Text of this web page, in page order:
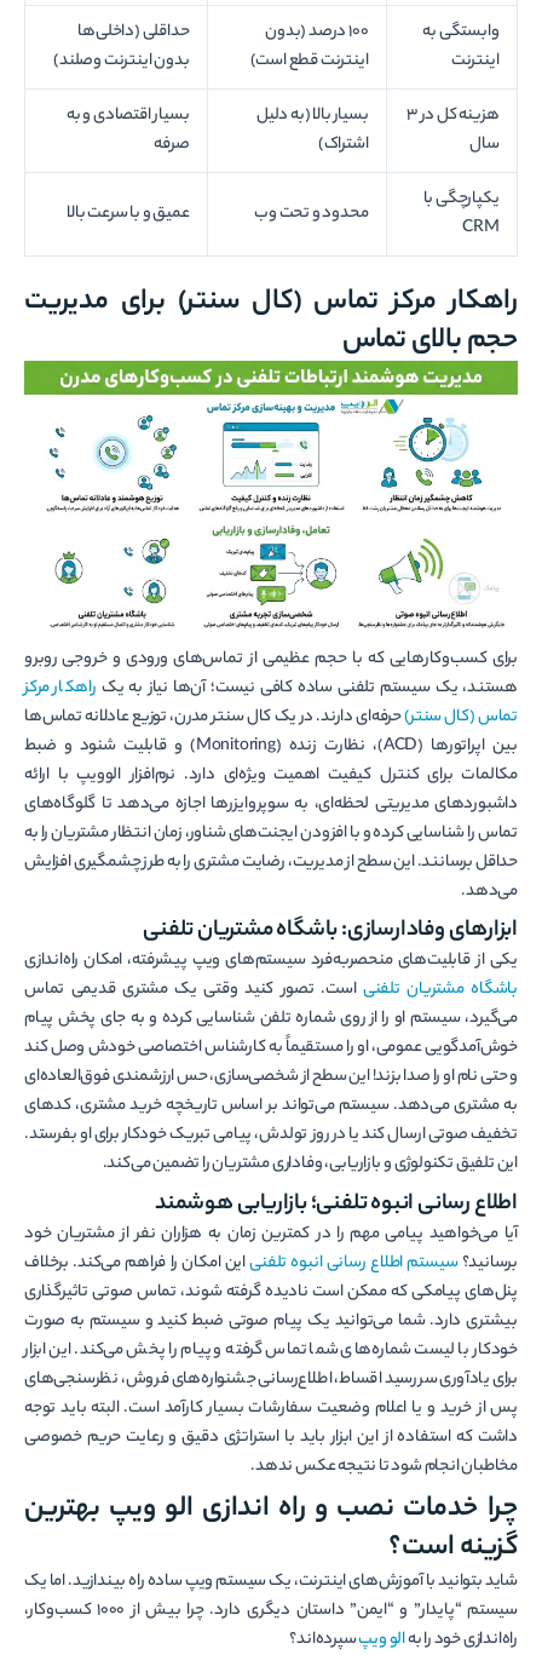
وابستگی به
اینترنت
۱۰۰ درصد (بدون
اینترنت قطع است)
حداقلی (داخلی‌ها
بدون اینترنت وصلند)
هزینه کل در ۳
سال
بسیار بالا (به دلیل
اشتراک)
بسیار اقتصادی و به
صرفه
یکپارچگی با
CRM
محدود و تحت وب عمیق و با سرعت بالا
راهکار مرکز تماس (کال سنتر) برای مدیریت
حجم بالای تماس
برای کسب‌وکارهایی که با حجم عظیمی از تماس‌های ورودی و خروجی روبرو
هستند، یک سیستم تلفنی ساده کافی نیست؛ آن‌ها نیاز به یک راهکار مرکز
تماس (کال سنتر)حرفه‌ای دارند. در یک کال سنتر مدرن، توزیع عادلانه تماس‌ها
بین اپراتورها (ACD)، نظارت زنده (Monitoring) و قابلیت شنود و ضبط
مکالمات برای کنترل کیفیت اهمیت ویژه‌ای دارد. نرم‌افزار الوویپ با ارائه
داشبوردهای مدیریتی لحظه‌ای، به سوپروایزرها اجازه می‌دهد تا گلوگاه‌های
تماس را شناسایی کرده و با افزودن ایجنت‌های شناور، زمان انتظار مشتریان را به
حداقل برسانند. این سطح از مدیریت، رضایت مشتری را به طرز چشمگیری افزایش
می‌دهد.
ابزارهای وفادارسازی: باشگاه مشتریان تلفنی
یکی از قابلیت‌های منحصر‌به‌فرد سیستم‌های ویپ پیشرفته، امکان راه‌اندازی
باشگاه مشتریان تلفنی است. تصور کنید وقتی یک مشتری قدیمی تماس
می‌گیرد، سیستم او را از روی شماره تلفن شناسایی کرده و به جای پخش پیام
خوش‌آمدگویی عمومی، او را مستقیماً به کارشناس اختصاصی خودش وصل کند
و حتی نام او را صدا بزند! این سطح از شخصی‌سازی، حس ارزشمندی فوق‌العاده‌ای
به مشتری می‌دهد. سیستم می‌تواند بر اساس تاریخچه خرید مشتری، کدهای
تخفیف صوتی ارسال کند یا در روز تولدش، پیامی تبریک خودکار برای او بفرستد.
این تلفیق تکنولوژی و بازاریابی، وفاداری مشتریان را تضمین می‌کند.
اطلاع رسانی انبوه تلفنی؛ بازاریابی هوشمند
آیا می‌خواهید پیامی مهم را در کمترین زمان به هزاران نفر از مشتریان خود
برسانید؟سیستم اطلاع رسانی انبوه تلفنیاین امکان را فراهم می‌کند. برخلاف
پنل‌های پیامکی که ممکن است نادیده گرفته شوند، تماس صوتی تاثیرگذاری
بیشتری دارد. شما می‌توانید یک پیام صوتی ضبط کنید و سیستم به صورت
خودکار با لیست شماره‌های شما تماس گرفته و پیام را پخش می‌کند. این ابزار
برای یادآوری سررسید اقساط، اطلاع‌رسانی جشنواره‌های فروش، نظرسنجی‌های
پس از خرید و یا اعلام وضعیت سفارشات بسیار کارآمد است. البته باید توجه
داشت که استفاده از این ابزار باید با استراتژی دقیق و رعایت حریم خصوصی
مخاطبان انجام شود تا نتیجه عکس ندهد.
چرا خدمات نصب و راه اندازی الو ویپ بهترین
گزینه است؟
شاید بتوانید با آموزش‌های اینترنت، یک سیستم ویپ ساده راه بیندازید. اما یک
سیستم “پایدار” و “ایمن” داستان دیگری دارد. چرا بیش از ۱۰۰۰ کسب‌وکار،
راه‌اندازی خود را بهالو ویپسپرده‌اند؟